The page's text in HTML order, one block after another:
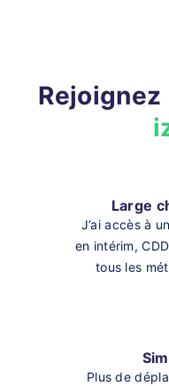
Large
J’ai accès à
en intérim,
tous les
Plus de